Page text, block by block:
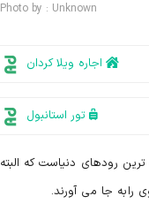
Photo by : Unknown
اجاره ویلا کردان
تور استانبول
رودهای دنیاست که البته
رابه جا می آورند.